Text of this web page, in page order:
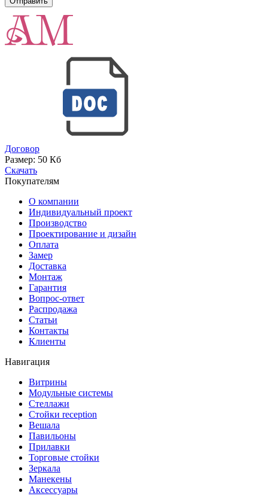
Договор
Размер: 50 Кб
Скачать
Покупателям
О компании
Индивидуальный проект
Производство
Проектирование и дизайн
Оплата
Замер
Доставка
Монтаж
Гарантия
Вопрос-ответ
Распродажа
Статьи
Контакты
Клиенты
Навигация
Витрины
Модульные системы
Стеллажи
Стойки reception
Вешала
Павильоны
Прилавки
Торговые стойки
Зеркала
Манекены
Аксессуары